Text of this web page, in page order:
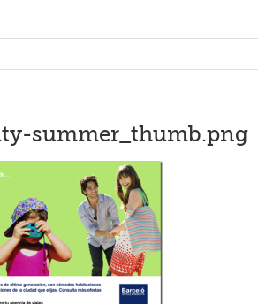
summer_thumb.png